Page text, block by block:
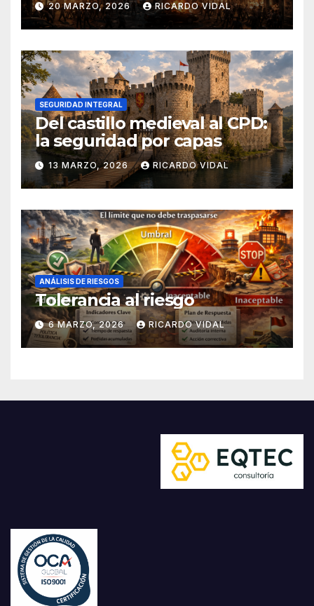
20 MARZO, 2026 RICARDO VIDAL
SEGURIDAD INTEGRAL
Del castillo medieval al CPD:
la seguridad por capas
13 MARZO, 2026 RICARDO VIDAL
ANÁLISIS DE RIESGOS
Tolerancia al riesgo
6 MARZO, 2026 RICARDO VIDAL